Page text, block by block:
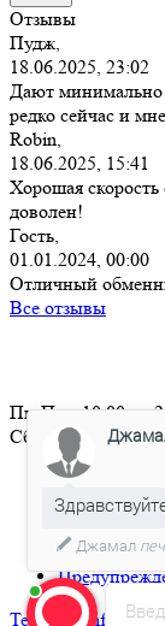
Отзывы
Пудж,
18.06.2025, 23:02
Дают минимально
редко сейчас и
Robin,
18.06.2025, 15:41
Хорошая
доволен!
Гость,
01.01.2024, 00:00
Отличный
Все отзывы
Пн-Пт с 10:00 до
Сб-Вс свободный
О нас
Правила
Количество
Telegram
Джамал